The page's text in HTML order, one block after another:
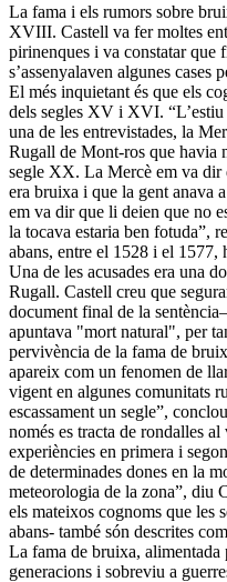
La fama i els rumors sobre
XVIII. Castell va fer moltes
pirinenques i va constatar que
s’assenyalaven algunes
El més inquietant és que els
dels segles XV i XVI.
una de les entrevistades, la
Rugall de Mont-ros que havia
segle XX. La Mercè em va dir
era bruixa i que la gent anava
em va dir que li deien que no
la tocava estaria ben fotuda”,
abans, entre el 1528 i el
Una de les acusades era una
Rugall. Castell creu que
document final de la
apuntava "mort natural", per
pervivència de la fama de
apareix com un fenomen de
vigent en algunes comunitats
escassament un segle”,
només es tracta de rondalles
experiències en primera i
de determinades dones en la
meteorologia de la zona”, diu
els mateixos cognoms que les
abans- també són descrites
La fama de bruixa, alimentada
generacions i sobreviu a